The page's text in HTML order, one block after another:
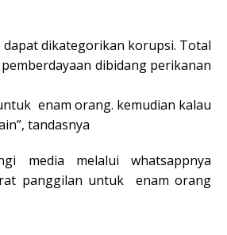
dikategorikan korupsi. Total
dibidang perikanan
enam orang. kemudian kalau
tandasnya
media melalui whatsappnya
panggilan untuk enam orang